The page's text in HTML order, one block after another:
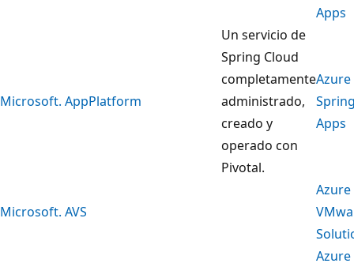
Apps
Microsoft. AppPlatform
Un servicio de
Spring Cloud
completamente
administrado,
creado y
operado con
Pivotal.
Azure
Apps
Microsoft. AVS
Azure
Azure